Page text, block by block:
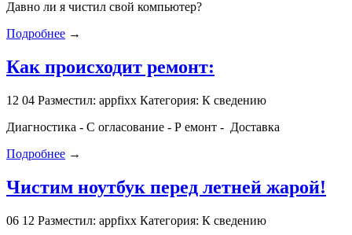
Давно ли я чистил свой компьютер?
Подробнее →
Как происходит ремонт:
12 04 Разместил: appfixx Категория: К сведению
Диагностика - С огласование - Р емонт - Доставка
Подробнее →
Чистим ноутбук перед летней жарой!
06 12 Разместил: appfixx Категория: К сведению